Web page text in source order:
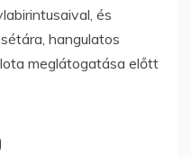
és
hangulatos
meglátogatása előtt